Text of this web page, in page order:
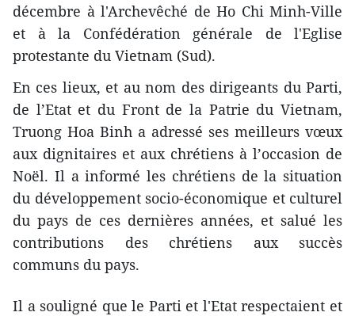
décembre à l'Archevêché de Ho Chi Minh-Ville
et à la Confédération générale de l'Eglise
protestante du Vietnam (Sud).
En ces lieux, et au nom des dirigeants du Parti,
de l’Etat et du Front de la Patrie du Vietnam,
Truong Hoa Binh a adressé ses meilleurs vœux
aux dignitaires et aux chrétiens à l’occasion de
Noël. Il a informé les chrétiens de la situation
du développement socio-économique et culturel
du pays de ces dernières années, et salué les
contributions des chrétiens aux succès
communs du pays.
Il a souligné que le Parti et l'Etat respectaient et